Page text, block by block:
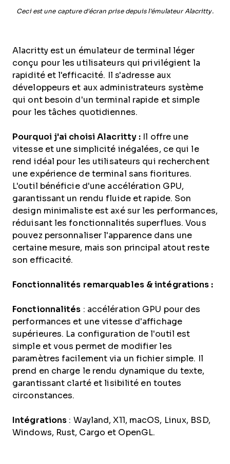
Ceci est une capture d'écran prise depuis l'émulateur Alacritty.
Alacritty est un émulateur de terminal léger
conçu pour les utilisateurs qui privilégient la
rapidité et l'efficacité. Il s'adresse aux
développeurs et aux administrateurs système
qui ont besoin d'un terminal rapide et simple
pour les tâches quotidiennes.
Pourquoi j'ai choisi Alacritty : Il offre une
vitesse et une simplicité inégalées, ce qui le
rend idéal pour les utilisateurs qui recherchent
une expérience de terminal sans fioritures.
L'outil bénéficie d'une accélération GPU,
garantissant un rendu fluide et rapide. Son
design minimaliste est axé sur les performances,
réduisant les fonctionnalités superflues. Vous
pouvez personnaliser l'apparence dans une
certaine mesure, mais son principal atout reste
son efficacité.
Fonctionnalités remarquables & intégrations :
Fonctionnalités : accélération GPU pour des
performances et une vitesse d'affichage
supérieures. La configuration de l'outil est
simple et vous permet de modifier les
paramètres facilement via un fichier simple. Il
prend en charge le rendu dynamique du texte,
garantissant clarté et lisibilité en toutes
circonstances.
Intégrations : Wayland, X11, macOS, Linux, BSD,
Windows, Rust, Cargo et OpenGL.